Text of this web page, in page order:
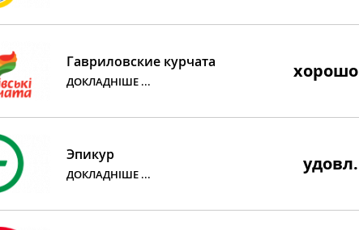
Гавриловские курчата
ДОКЛАДНІШЕ ... хорошо
Эпикур
ДОКЛАДНІШЕ ... удовл.